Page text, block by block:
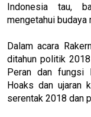
Indonesia tau,
mengetahui budaya
Dalam acara
ditahun politik
Peran dan fungsi
Hoaks dan ujaran
serentak 2018 dan